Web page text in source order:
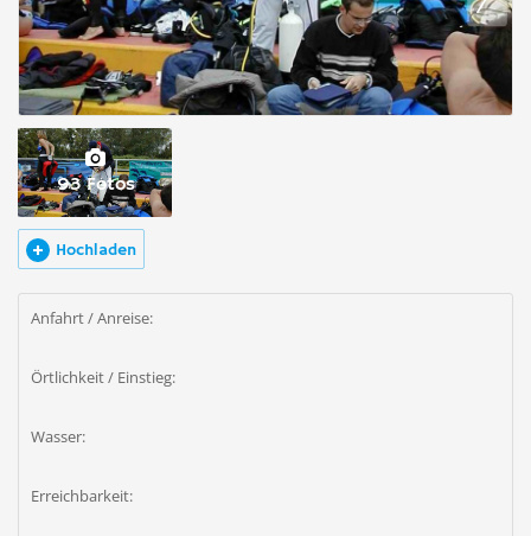
93 Fotos
Hochladen
Anfahrt / Anreise:
Örtlichkeit / Einstieg:
Wasser:
Erreichbarkeit: